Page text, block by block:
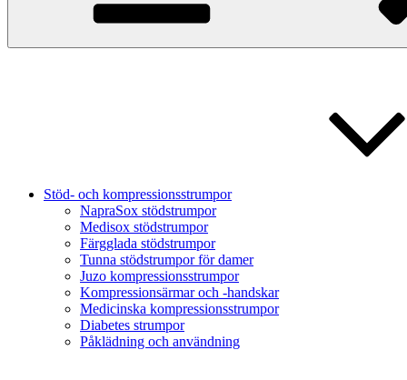
Stöd- och kompressionsstrumpor
NapraSox stödstrumpor
Medisox stödstrumpor
Färgglada stödstrumpor
Tunna stödstrumpor för damer
Juzo kompressionsstrumpor
Kompressionsärmar och -handskar
Medicinska kompressionsstrumpor
Diabetes strumpor
Påklädning och användning